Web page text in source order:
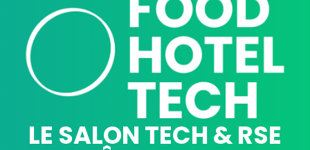
LE SALON TECH & RSE